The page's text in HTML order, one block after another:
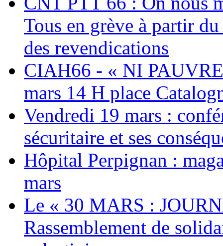
Tous en grève à partir
des revendications
CIAH66 - « NI
mars 14 H place
Vendredi 19 mars :
sécuritaire et ses
Hôpital Perpignan :
mars
Le « 30 MARS :
Rassemblement de